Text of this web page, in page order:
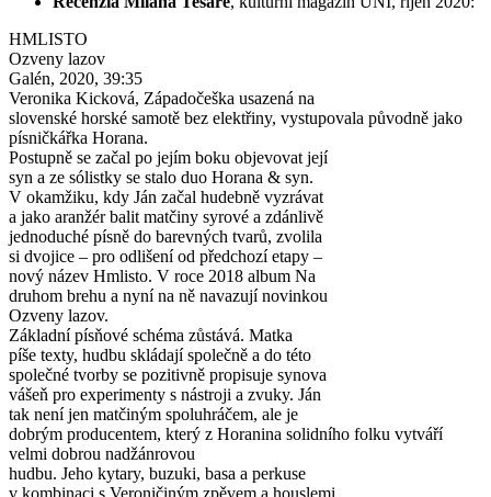
HMLISTO
Ozveny lazov
Galén, 2020, 39:35
Veronika Kicková, Západočeška usazená na
slovenské horské samotě bez elektřiny, vystupovala původně jako
písničkářka Horana.
Postupně se začal po jejím boku objevovat její
syn a ze sólistky se stalo duo Horana & syn.
V okamžiku, kdy Ján začal hudebně vyzrávat
a jako aranžér balit matčiny syrové a zdánlivě
jednoduché písně do barevných tvarů, zvolila
si dvojice – pro odlišení od předchozí etapy –
nový název Hmlisto. V roce 2018 album Na
druhom brehu a nyní na ně navazují novinkou
Ozveny lazov.
Základní písňové schéma zůstává. Matka
píše texty, hudbu skládají společně a do této
společné tvorby se pozitivně propisuje synova
vášeň pro experimenty s nástroji a zvuky. Ján
tak není jen matčiným spoluhráčem, ale je
dobrým producentem, který z Horanina solidního folku vytváří
velmi dobrou nadžánrovou
hudbu. Jeho kytary, buzuki, basa a perkuse